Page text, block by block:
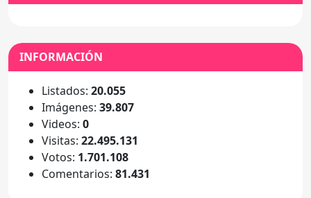
INFORMACIÓN
Listados: 20.055
Imágenes: 39.807
Videos: 0
Visitas: 22.495.131
Votos: 1.701.108
Comentarios: 81.431